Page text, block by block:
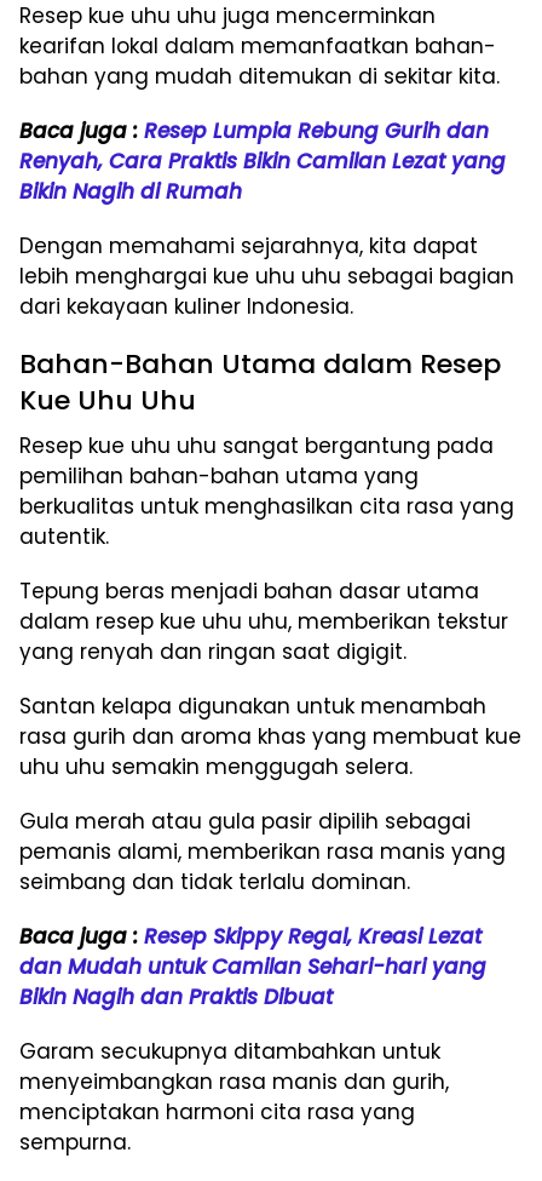
Resep kue uhu uhu juga mencerminkan
kearifan lokal dalam memanfaatkan bahan-
bahan yang mudah ditemukan di sekitar kita.
Baca juga : Resep Lumpia Rebung Gurih dan
Renyah, Cara Praktis Bikin Camilan Lezat yang
Bikin Nagih di Rumah
Dengan memahami sejarahnya, kita dapat
lebih menghargai kue uhu uhu sebagai bagian
dari kekayaan kuliner Indonesia.
Bahan-Bahan Utama dalam Resep
Kue Uhu Uhu
Resep kue uhu uhu sangat bergantung pada
pemilihan bahan-bahan utama yang
berkualitas untuk menghasilkan cita rasa yang
autentik.
Tepung beras menjadi bahan dasar utama
dalam resep kue uhu uhu, memberikan tekstur
yang renyah dan ringan saat digigit.
Santan kelapa digunakan untuk menambah
rasa gurih dan aroma khas yang membuat kue
uhu uhu semakin menggugah selera.
Gula merah atau gula pasir dipilih sebagai
pemanis alami, memberikan rasa manis yang
seimbang dan tidak terlalu dominan.
Baca juga : Resep Skippy Regal, Kreasi Lezat
dan Mudah untuk Camilan Sehari-hari yang
Bikin Nagih dan Praktis Dibuat
Garam secukupnya ditambahkan untuk
menyeimbangkan rasa manis dan gurih,
menciptakan harmoni cita rasa yang
sempurna.